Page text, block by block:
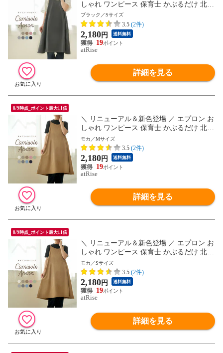
しゃれ ワンピース 保育士 かぶるだけ 北欧
かわいい ナチュラル カフェ 無地 シンプル
エステ レディース キャミソール プレゼン
ト ギフト Sサイズ 小さいサイズ
ブラック／Sサイズ
3.5 (2件)
2,180円 送料無料
19
atRise
詳細を見る
8/9時点_ポイント最大11倍
＼ リニューアル＆新色登場 ／ エプロン お
しゃれ ワンピース 保育士 かぶるだけ 北欧
かわいい ナチュラル カフェ 無地 シンプル
エステ レディース キャミソール プレゼン
ト ギフト Sサイズ 小さいサイズ
モカ／Mサイズ
3.5 (2件)
2,180円 送料無料
19
atRise
詳細を見る
8/9時点_ポイント最大11倍
＼ リニューアル＆新色登場 ／ エプロン お
しゃれ ワンピース 保育士 かぶるだけ 北欧
かわいい ナチュラル カフェ 無地 シンプル
エステ レディース キャミソール プレゼン
ト ギフト Sサイズ 小さいサイズ
モカ／Sサイズ
3.5 (2件)
2,180円 送料無料
19
atRise
詳細を見る